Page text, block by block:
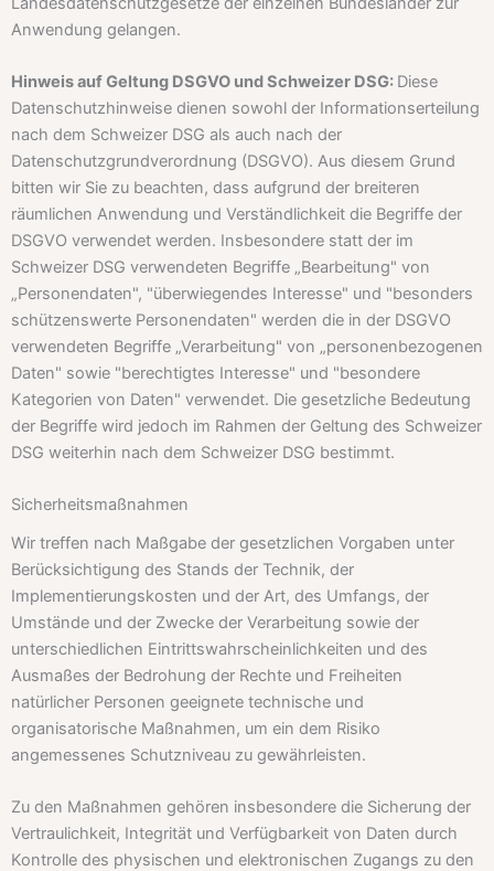
Anwendung gelangen.
Hinweis auf Geltung DSGVO und Schweizer DSG: Diese
Datenschutzhinweise dienen sowohl der Informationserteilung
nach dem Schweizer DSG als auch nach der
Datenschutzgrundverordnung (DSGVO). Aus diesem Grund
bitten wir Sie zu beachten, dass aufgrund der breiteren
räumlichen Anwendung und Verständlichkeit die Begriffe der
DSGVO verwendet werden. Insbesondere statt der im
Schweizer DSG verwendeten Begriffe „Bearbeitung" von
„Personendaten", "überwiegendes Interesse" und "besonders
schützenswerte Personendaten" werden die in der DSGVO
verwendeten Begriffe „Verarbeitung" von „personenbezogenen
Daten" sowie "berechtigtes Interesse" und "besondere
Kategorien von Daten" verwendet. Die gesetzliche Bedeutung
der Begriffe wird jedoch im Rahmen der Geltung des Schweizer
DSG weiterhin nach dem Schweizer DSG bestimmt.
Sicherheitsmaßnahmen
Wir treffen nach Maßgabe der gesetzlichen Vorgaben unter
Berücksichtigung des Stands der Technik, der
Implementierungskosten und der Art, des Umfangs, der
Umstände und der Zwecke der Verarbeitung sowie der
unterschiedlichen Eintrittswahrscheinlichkeiten und des
Ausmaßes der Bedrohung der Rechte und Freiheiten
natürlicher Personen geeignete technische und
organisatorische Maßnahmen, um ein dem Risiko
angemessenes Schutzniveau zu gewährleisten.
Zu den Maßnahmen gehören insbesondere die Sicherung der
Vertraulichkeit, Integrität und Verfügbarkeit von Daten durch
Kontrolle des physischen und elektronischen Zugangs zu den